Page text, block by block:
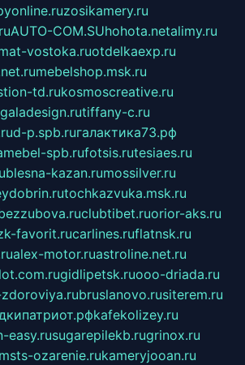
zosikamery.ru
AUTO-COM.SUhohota.netalimy.ru
vostoka.ruotdelkaexp.ru
mebelshop.msk.ru
td.rukosmoscreative.ru
tiffany-c.ru
d-p.spb.ruгалактика73.рф
spb.rufotsis.rutesiaes.ru
blesna-kazan.rumossilver.ru
tochkazvuka.msk.ru
clubtibet.ruorior-aks.ru
favorit.rucarlines.ruflatnsk.ru
alex-motor.ruastroline.net.ru
gidlipetsk.ruooo-driada.ru
bruslanovo.rusiterem.ru
kafekolizey.ru
easy.rusugarepilekb.rugrinox.ru
msts-ozarenie.rukameryjooan.ru